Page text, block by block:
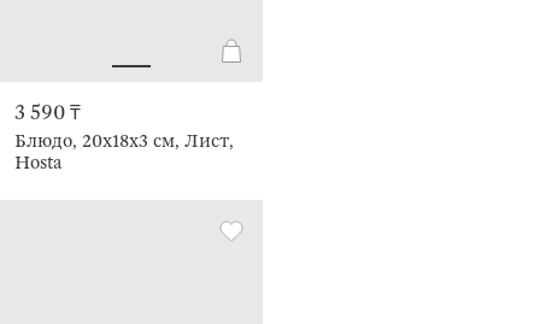
3 590 ₸
Блюдо, 20х18x3 см, Лист,
Hosta